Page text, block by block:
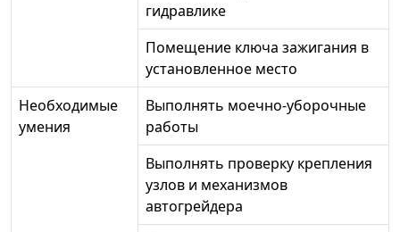
гидравлике
Помещение ключа зажигания в
установленное место
Необходимые
умения
Выполнять моечно-уборочные
работы
Выполнять проверку крепления
узлов и механизмов
автогрейдера